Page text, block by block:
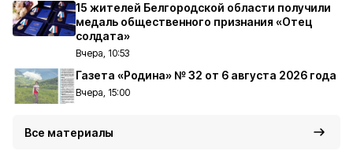
15 жителей Белгородской области получили
медаль общественного признания «Отец
солдата»
Вчера, 10:53
Газета «Родина» № 32 от 6 августа 2026 года
Вчера, 15:00
Все материалы